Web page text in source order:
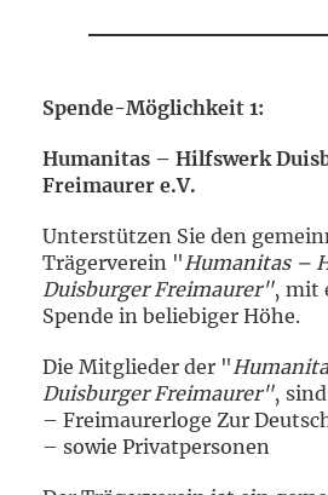
Spende-Möglichkeit 1:
Humanitas – Hilfswerk
Freimaurer e.V.
Unterstützen Sie den
Trägerverein "Humanitas –
Duisburger Freimaurer"‚ mit
Spende in beliebiger Höhe.
Die Mitglieder der "
Duisburger Freimaurer"‚
– Freimaurerloge Zur
– sowie Privatpersonen